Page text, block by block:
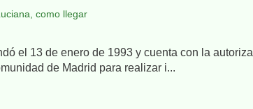
como llegar
el 13 de enero de 1993 y cuenta con la
de Madrid para realizar i...